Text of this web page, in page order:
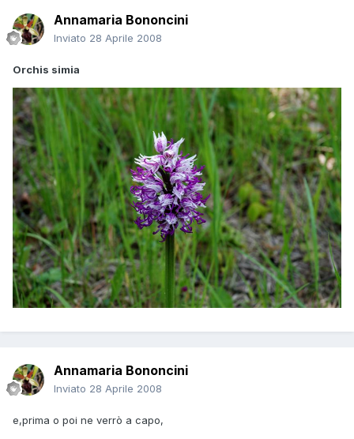
Annamaria Bononcini
Inviato 28 Aprile 2008
Orchis simia
Annamaria Bononcini
Inviato 28 Aprile 2008
e,prima o poi ne verrò a capo,